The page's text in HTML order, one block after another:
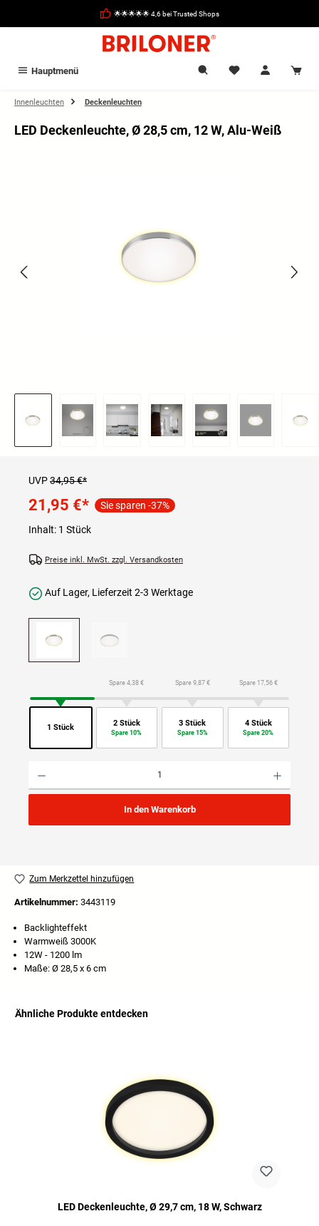
🌟🌟🌟🌟🌟 4,6 bei Trusted Shops
Hauptmenü
Innenleuchten Deckenleuchten
LED Deckenleuchte, Ø 28,5 cm, 12 W, Alu-Weiß
UVP34,95 €*
21,95 €* Sie sparen -37%
Inhalt: 1 Stück
Preise inkl. MwSt. zzgl. Versandkosten
Auf Lager, Lieferzeit 2-3 Werktage
1 Stück
Spare 4,38 €
2 Stück
Spare 10%
Spare 9,87 €
3 Stück
Spare 15%
Spare 17,56 €
4 Stück
Spare 20%
In den Warenkorb
Zum Merkzettel hinzufügen
Artikelnummer: 3443119
Backlighteffekt
Warmweiß 3000K
12W - 1200 lm
Maße: Ø 28,5 x 6 cm
Ähnliche Produkte entdecken
LED Deckenleuchte, Ø 29,7 cm, 18 W, Schwarz